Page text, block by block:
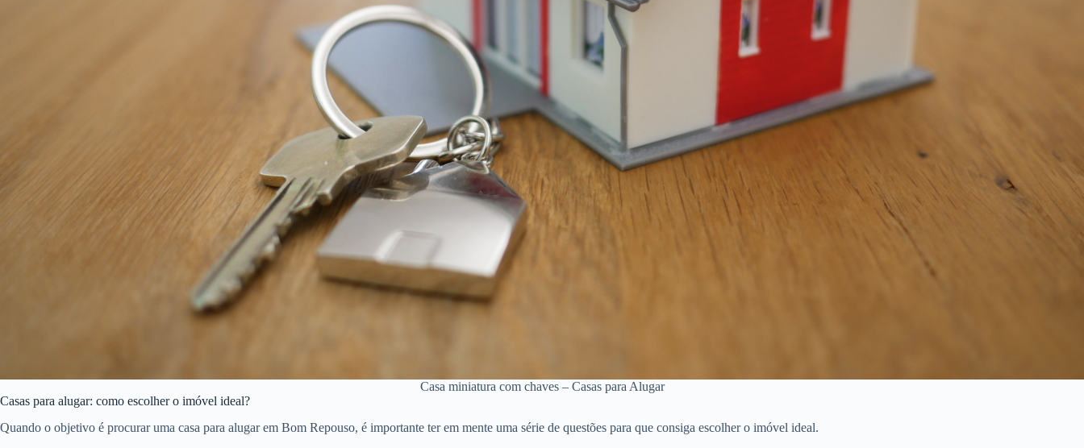
Casa miniatura com chaves – Casas para Alugar
Casas para alugar: como escolher o imóvel ideal?
Quando o objetivo é procurar uma casa para alugar em Bom Repouso, é importante ter em mente uma série de questões para que consiga escolher o imóvel ideal.